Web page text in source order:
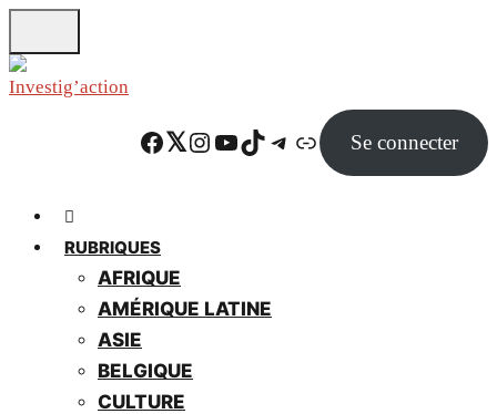
to
main
Facebook Twitter Instagram YouTube TikTok Telegram Lien Se connecter
RUBRIQUES
AFRIQUE
AMÉRIQUE LATINE
ASIE
BELGIQUE
CULTURE